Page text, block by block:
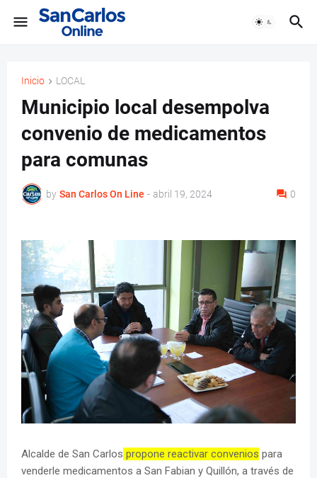
Inicio LOCAL
Municipio local desempolva
convenio de medicamentos
para comunas
by San Carlos On Line - abril 19, 2024 0
Alcalde de San Carlos propone reactivar convenios para
venderle medicamentos a San Fabian y Quillón, a través de